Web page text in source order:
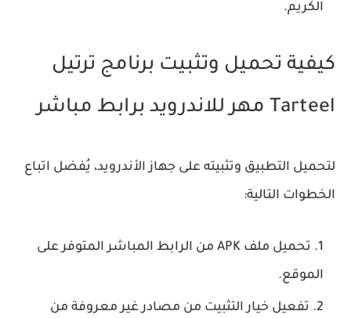
الكريم.
كيفية تحميل وتثبيت برنامج ترتيل
Tarteel مهر للاندرويد برابط مباشر
لتحميل التطبيق وتثبيته على جهاز الأندرويد، يُفضل اتباع
الخطوات التالية:
تحميل ملف APK من الرابط المباشر المتوفر على
الموقع.
تفعيل خيار التثبيت من مصادر غير معروفة من